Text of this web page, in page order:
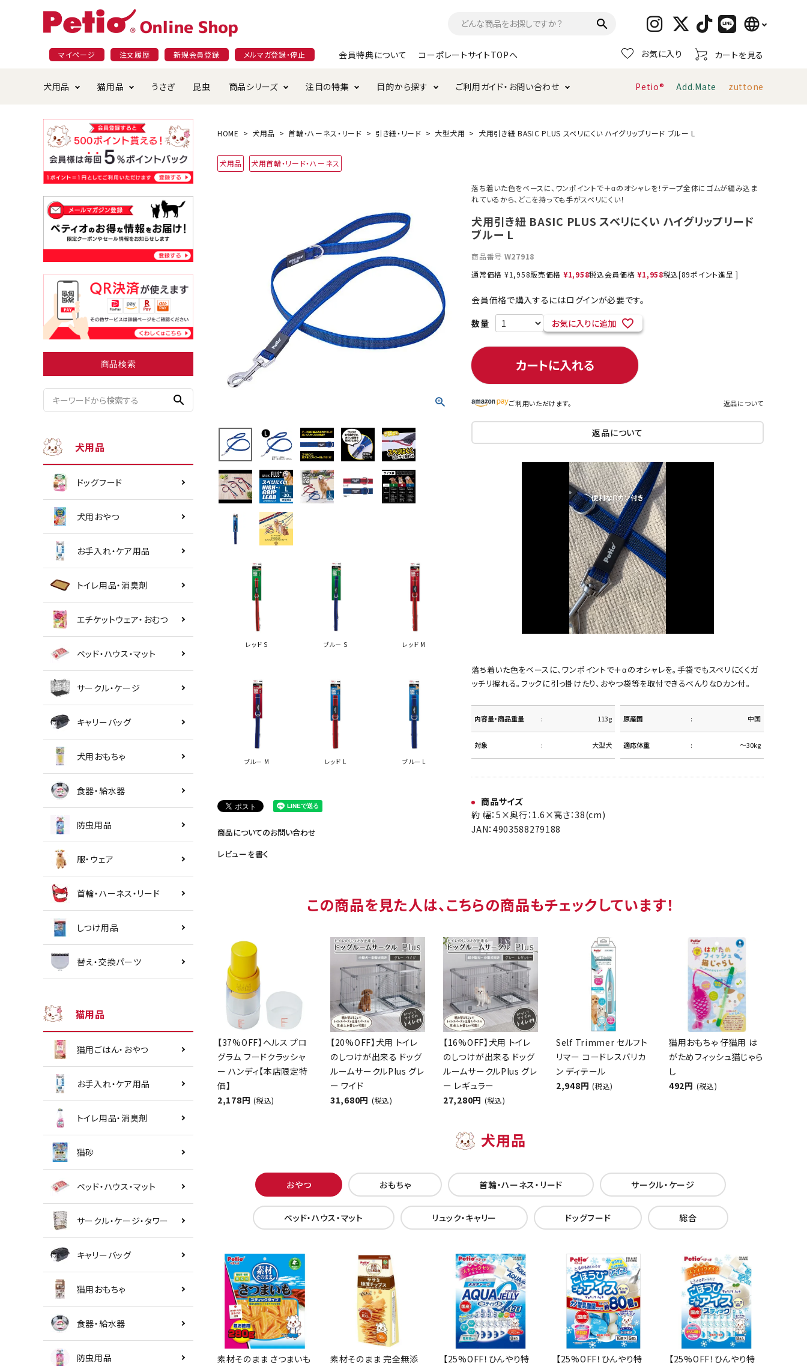
search language
日本語
English
マイページ 注文履歴 新規会員登録 メルマガ登録・停止 会員特典について コーポレートサイトTOPへ お気に入り カートを見る
犬用品
ドッグフード おやつ お手入れ・ケア用品 トイレタリー・消臭剤
ペットシーツ ベッド・ハウス・マット
おもちゃ 服・ウェア
首輪・ハーネス・リード 替え・交換パーツ
猫用品
ごはん・おやつ お手入れ・ケア用品 トイレタリー・消臭剤 猫砂
ベッド・ハウス・マット サークル・ケージ・タワー
食器・給水器 首輪・ハーネス
替え・交換パーツ
うさぎ 昆虫 商品シリーズ
プラクト 素材そのまま 極上
注目の特集
夜のお散歩特集 無添加特集 けりぐるみ特集 ペティオ公式アプリ
目的から探す
国産フード&おやつ特集 穀物不使用のグレインフリー
じゃらして遊ぶ
またたび・元気草 夜のお散歩
小型犬にオススメ ダイエット中にオススメ まとめ買いでオトク！！ ネコポス対象商品一覧
ご利用ガイド・お問い合わせ
ショッピングガイド 会員特典について ご注文方法について お支払い方法・配送について
返品・交換について オンラインショップ利用規約
Petio® Add.Mate zuttone
商品検索
search
犬用品
ドッグフード
犬用おやつ
お手入れ・ケア用品
トイレ用品・消臭剤
エチケットウェア・おむつ
ベッド・ハウス・マット
サークル・ケージ
キャリーバッグ
犬用おもちゃ
食器・給水器
防虫用品
服・ウェア
首輪・ハーネス・リード
しつけ用品
替え・交換パーツ
猫用品
猫用ごはん・おやつ
お手入れ・ケア用品
トイレ用品・消臭剤
猫砂
ベッド・ハウス・マット
サークル・ケージ・タワー
キャリーバッグ
猫用おもちゃ
食器・給水器
防虫用品
HOME 犬用品 首輪・ハーネス・リード 引き紐・リード 大型犬用 犬用引き紐 BASIC PLUS スベリにくい ハイグリップリード ブルー L
犬用品 犬用首輪・リード・ハーネス
レッド S ブルー S レッド M
ブルー M レッド L ブルー L
商品についてのお問い合わせ
レビューを書く
落ち着いた色をベースに、ワンポイントで＋αのオシャレを！テープ全体にゴムが編み込ま
れているから、どこを持っても手がスベリにくい！
犬用引き紐 BASIC PLUS スベリにくい ハイグリップリード
ブルー L
商品番号 W27918
通常価格 ¥1,958販売価格 ¥1,958税込会員価格 ¥1,958税込[89ポイント進呈 ]
会員価格で購入するにはログインが必要です。
お気に入りに追加
カートに入れる
ご利用いただけます。 返品について
返品について
落ち着いた色をベースに、ワンポイントで＋αのオシャレを。手袋でもスベリにくくガ
ッチリ握れる。フックに引っ掛けたり、おやつ袋等を取付できるべんりなDカン付。
内容量・商品重量 113g 原産国 中国
対象 大型犬 適応体重 ～30kg
商品サイズ
約 幅：5×奥行：1.6×高さ：38(cm)
JAN：4903588279188
この商品を見た人は、こちらの商品もチェックしています！
【37%OFF】ヘルス プロ
グラム フードクラッシャ
ー ハンディ【本店限定特
価】
2,178円 (税込)
【20%OFF】犬用 トイレ
のしつけが出来る ドッグ
ルームサークルPlus グレ
ー ワイド
31,680円 (税込)
【16%OFF】犬用 トイレ
のしつけが出来る ドッグ
ルームサークルPlus グレ
ー レギュラー
27,280円 (税込)
Self Trimmer セルフト
リマー コードレスバリカ
ン ディテール
2,948円 (税込)
猫用おもちゃ 仔猫用 は
がためフィッシュ猫じゃら
し
492円 (税込)
犬用品
おやつ おもちゃ 首輪・ハーネス・リード サークル・ケージ
ベッド・ハウス・マット リュック・キャリー ドッグフード 総合
素材そのまま さつまいも
素材そのまま 完全無添
【25%OFF！ひんやり特
【25%OFF！ひんやり特
【25%OFF！ひんやり特